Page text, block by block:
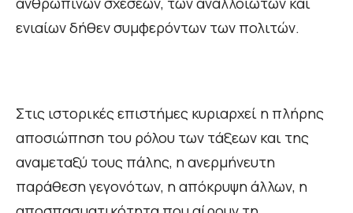
ενιαίων δήθεν συμφερόντων των πολιτών.
Στις ιστορικές επιστήμες κυριαρχεί η πλήρης
αποσιώπηση του ρόλου των τάξεων και της
αναμεταξύ τους πάλης, η ανερμήνευτη
παράθεση γεγονότων, η απόκρυψη άλλων, η